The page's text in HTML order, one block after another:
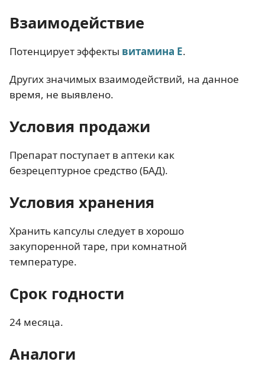
Взаимодействие
Потенцирует эффекты витамина Е.
Других значимых взаимодействий, на данное
время, не выявлено.
Условия продажи
Препарат поступает в аптеки как
безрецептурное средство (БАД).
Условия хранения
Хранить капсулы следует в хорошо
закупоренной таре, при комнатной
температуре.
Срок годности
24 месяца.
Аналоги